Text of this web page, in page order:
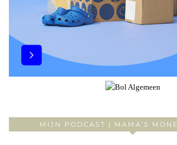
MIJN PODCAST | MAMA’S